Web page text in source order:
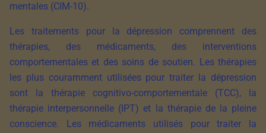
mentales (CIM-10).
Les traitements pour la dépression comprennent des
thérapies, des médicaments, des interventions
comportementales et des soins de soutien. Les thérapies
les plus couramment utilisées pour traiter la dépression
sont la thérapie cognitivo-comportementale (TCC), la
thérapie interpersonnelle (IPT) et la thérapie de la pleine
conscience. Les médicaments utilisés pour traiter la